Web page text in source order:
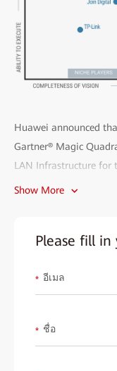
Huawei announced
Gartner® Magic
LAN Infrastructure for
the only non-North
Mike Leibovitz, Christian
reserved. Magic Quadrant is
and is used herein with
publications, and does not
the highest ratings or other
opinions of Gartner's
Show More
Please fill
* อีเมล
* ชื่อ